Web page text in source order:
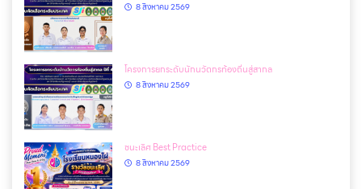
8 สิงหาคม 2569
โครงการยกระดับนักนวัตกรท้องถิ่นสู่สากล
8 สิงหาคม 2569
ชนะเลิศ Best Practice
8 สิงหาคม 2569